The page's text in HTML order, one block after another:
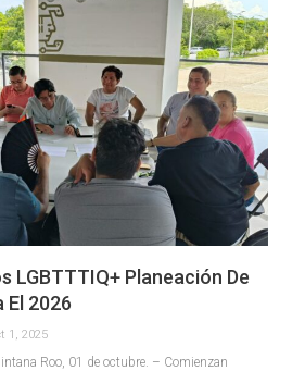
LGBTTTIQ+ Planeación De
El 2026
1, 2025
Roo, 01 de octubre. – Comienzan